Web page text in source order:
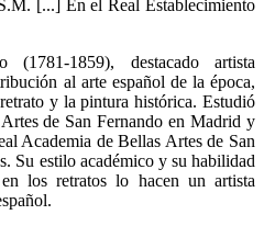
[...] En el Real Establecimiento
1859), destacado artista
al arte español de la época,
y la pintura histórica. Estudió
de San Fernando en Madrid y
Academia de Bellas Artes de San
Su estilo académico y su habilidad
los retratos lo hacen un artista